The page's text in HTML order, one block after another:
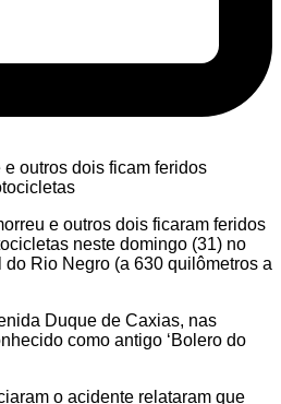
e outros dois ficaram feridos
neste domingo (31) no
Rio Negro (a 630 quilômetros a
Duque de Caxias, nas
como antigo ‘Bolero do
o acidente relataram que